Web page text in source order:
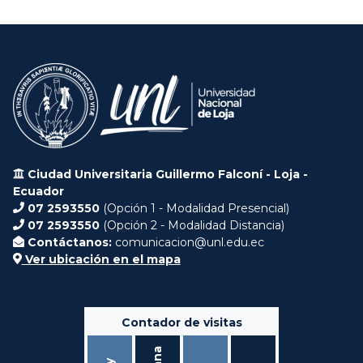
Ciudad Universitaria Guillermo Falconí - Loja -
Ecuador
07 2593550 (Opción 1 - Modalidad Presencial)
07 2593550 (Opción 2 - Modalidad Distancia)
Contáctanos: comunicacion@unl.edu.ec
Ver ubicación en el mapa
Contador de visitas